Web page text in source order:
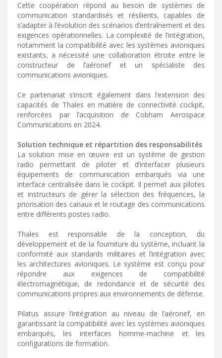
Cette coopération répond au besoin de systèmes de
communication standardisés et résilients, capables de
s’adapter à l’évolution des scénarios d’entraînement et des
exigences opérationnelles. La complexité de l’intégration,
notamment la compatibilité avec les systèmes avioniques
existants, a nécessité une collaboration étroite entre le
constructeur de l’aéronef et un spécialiste des
communications avioniques.
Ce partenariat s’inscrit également dans l’extension des
capacités de Thales en matière de connectivité cockpit,
renforcées par l’acquisition de Cobham Aerospace
Communications en 2024.
Solution technique et répartition des responsabilités
La solution mise en œuvre est un système de gestion
radio permettant de piloter et d’interfacer plusieurs
équipements de communication embarqués via une
interface centralisée dans le cockpit. Il permet aux pilotes
et instructeurs de gérer la sélection des fréquences, la
priorisation des canaux et le routage des communications
entre différents postes radio.
Thales est responsable de la conception, du
développement et de la fourniture du système, incluant la
conformité aux standards militaires et l’intégration avec
les architectures avioniques. Le système est conçu pour
répondre aux exigences de compatibilité
électromagnétique, de redondance et de sécurité des
communications propres aux environnements de défense.
Pilatus assure l’intégration au niveau de l’aéronef, en
garantissant la compatibilité avec les systèmes avioniques
embarqués, les interfaces homme-machine et les
configurations de formation.